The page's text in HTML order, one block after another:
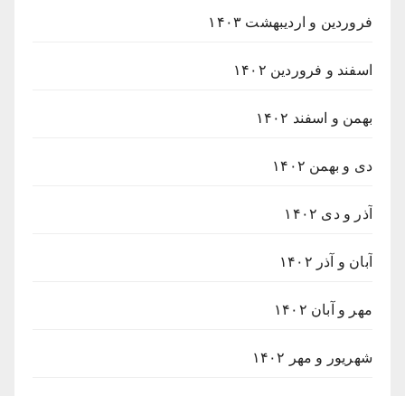
فروردین و اردیبهشت ۱۴۰۳
اسفند و فروردین ۱۴۰۲
بهمن و اسفند ۱۴۰۲
دی و بهمن ۱۴۰۲
آذر و دی ۱۴۰۲
آبان و آذر ۱۴۰۲
مهر و آبان ۱۴۰۲
شهریور و مهر ۱۴۰۲